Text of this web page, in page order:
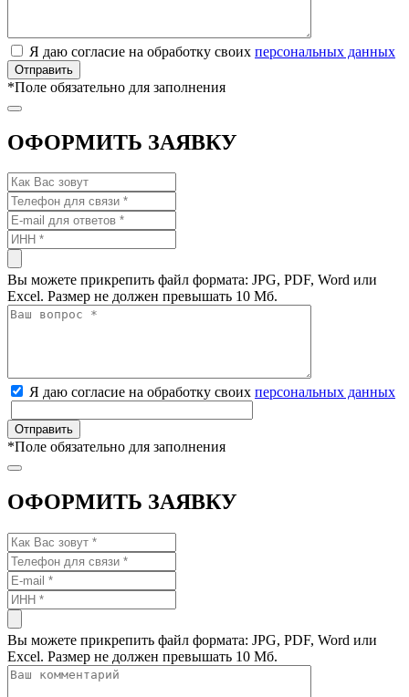
Я даю согласие на обработку своих персональных данных
*Поле обязательно для заполнения
ОФОРМИТЬ ЗАЯВКУ
Вы можете прикрепить файл формата: JPG, PDF, Word или
Excel. Размер не должен превышать 10 Мб.
Я даю согласие на обработку своих персональных данных
*Поле обязательно для заполнения
ОФОРМИТЬ ЗАЯВКУ
Вы можете прикрепить файл формата: JPG, PDF, Word или
Excel. Размер не должен превышать 10 Мб.